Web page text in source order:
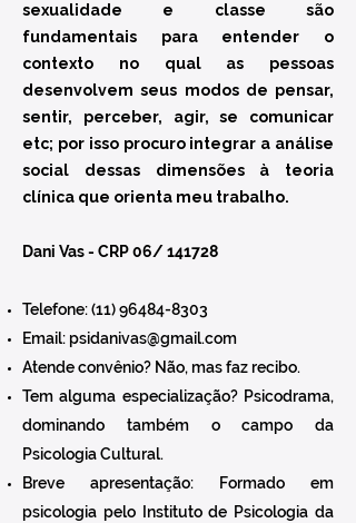
sexualidade e classe são
fundamentais para entender o
contexto no qual as pessoas
desenvolvem seus modos de pensar,
sentir, perceber, agir, se comunicar
etc; por isso procuro integrar a análise
social dessas dimensões à teoria
clínica que orienta meu trabalho.
Dani Vas - CRP 06/ 141728
Telefone:(11) 96484-8303
Email: psidanivas@gmail.com
Atende convênio? Não, mas faz recibo.
Tem alguma especialização? Psicodrama,
dominando também o campo da
Psicologia Cultural.
Breve apresentação: Formado em
psicologia pelo Instituto de Psicologia da